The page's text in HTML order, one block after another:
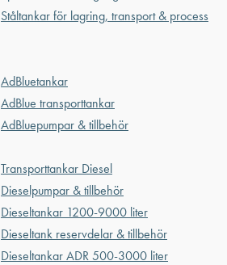
Ståltankar för lagring, transport & process
AdBluetankar
AdBlue transporttankar
AdBluepumpar & tillbehör
Transporttankar Diesel
Dieselpumpar & tillbehör
Dieseltankar 1200-9000 liter
Dieseltank reservdelar & tillbehör
Dieseltankar ADR 500-3000 liter